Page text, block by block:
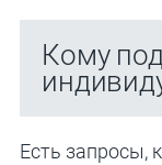
Кому
Есть запросы,